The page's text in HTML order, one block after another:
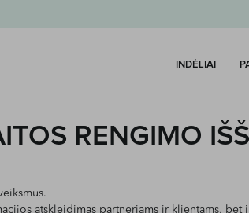
INDĖLIAI
RENGIMO
atskleidimas partneriams ir klientams, bet